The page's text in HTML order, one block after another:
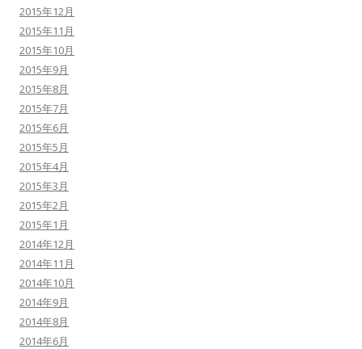
2015年12月
2015年11月
2015年10月
2015年9月
2015年8月
2015年7月
2015年6月
2015年5月
2015年4月
2015年3月
2015年2月
2015年1月
2014年12月
2014年11月
2014年10月
2014年9月
2014年8月
2014年6月